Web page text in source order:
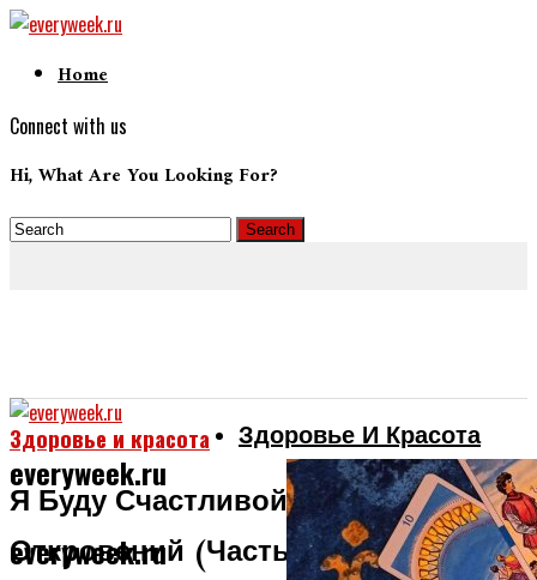
Home
Connect with us
Hi, What Are You Looking For?
everyweek.ru
everyweek.ru
Здоровье И Красота
Здоровье и красота
Я Буду Счастливой. Глава 25. Ночь
Откровений (Часть 2)